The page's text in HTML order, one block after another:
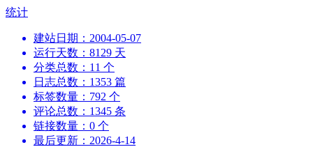
跳
统计
建站日期：2004-05-07
运行天数：8129 天
分类总数：11 个
日志总数：1353 篇
标签数量：792 个
评论总数：1345 条
链接数量：0 个
最后更新：2026-4-14